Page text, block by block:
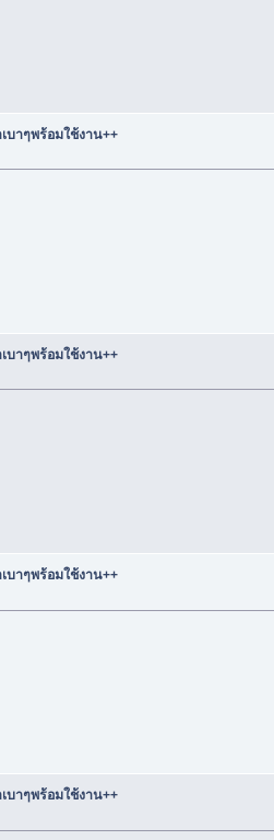
บาๆพร้อมใช้งาน++
บาๆพร้อมใช้งาน++
บาๆพร้อมใช้งาน++
บาๆพร้อมใช้งาน++